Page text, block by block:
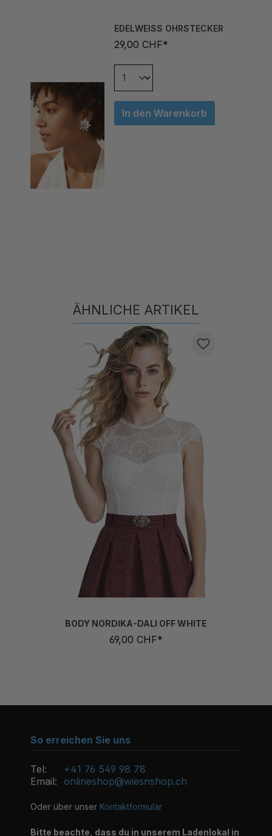
29,00 CHF*
In den Warenkorb
Produktgalerie überspringen
69,00 CHF*
So erreichen Sie uns
Tel:
+41 76 549 98 78
Email: onlineshop@wiesnshop.ch
Oder über unser Kontaktformular
Bitte beachte, dass du in unserem Ladenlokal in